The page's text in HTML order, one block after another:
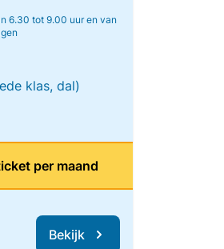
6.30 tot 9.00 uur en van
klas, dal)
per maand
Bekijk